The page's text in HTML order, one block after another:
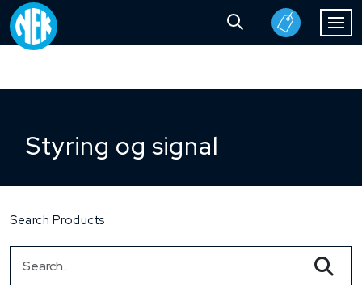
Styring og signal
Search Products